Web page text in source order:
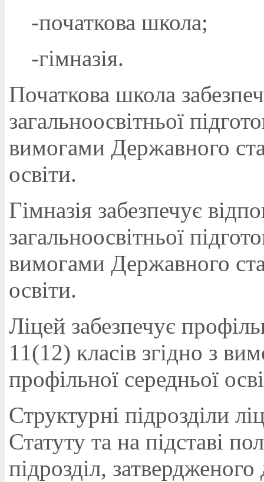
-початкова школа;
-гімназія.
Початкова школа
загальноосвітньої
вимогами Державного
освіти.
Гімназія забезпечує
загальноосвітньої
вимогами Державного
освіти.
Ліцей забезпечує
11(12) класів згідно з
профільної середньої
Структурні підрозділи
Статуту та на підставі
підрозділ,